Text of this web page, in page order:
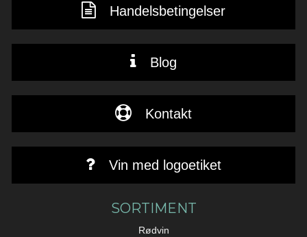
Handelsbetingelser
Blog
Kontakt
Vin med logoetiket
SORTIMENT
Rødvin